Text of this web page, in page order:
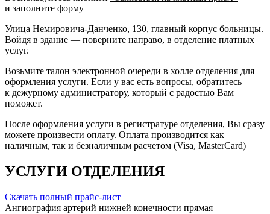
и заполните форму
Улица Немировича-Данченко, 130, главный корпус больницы.
Войдя в здание — поверните направо, в отделение платных
услуг.
Возьмите талон электронной очереди в холле отделения для
оформления услуги. Если у вас есть вопросы, обратитесь
к дежурному администратору, который с радостью Вам
поможет.
После оформления услуги в регистратуре отделения, Вы сразу
можете произвести оплату. Оплата производится как
наличным, так и безналичным расчетом (Visa, MasterCard)
УСЛУГИ ОТДЕЛЕНИЯ
Скачать полный прайс-лист
Ангиография артерий нижней конечности прямая